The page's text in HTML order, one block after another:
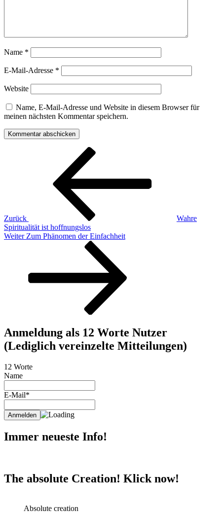
Name *
E-Mail-Adresse *
Website
Name, E-Mail-Adresse und Website in diesem Browser für
meinen nächsten Kommentar speichern.
Beitragsnavigation
Zurück
Wahre
Spiritualität ist hoffnungslos
Nächster
Weiter Zum Phänomen der Einfachheit
Anmeldung als 12 Worte Nutzer
(Lediglich vereinzelte Mitteilungen)
12 Worte
Name
E-Mail*
Immer neueste Info!
The absolute Creation! Klick now!
Absolute creation